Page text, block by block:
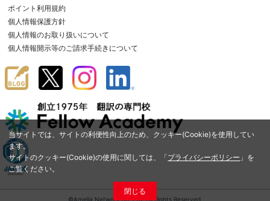
当サイトでは、サイトの利便性向上のため、クッキー(Cookie)を使用してい
ます。
サイトのクッキー(Cookie)の使用に関しては、「プライバシーポリシー 」を
ご覧ください。
閉じる
ポイント利用規約
個人情報保護方針
個人情報のお取り扱いについて
個人情報開示等のご請求手続きについて
©Amelia Network Co.,Ltd. All Rights Reserved.